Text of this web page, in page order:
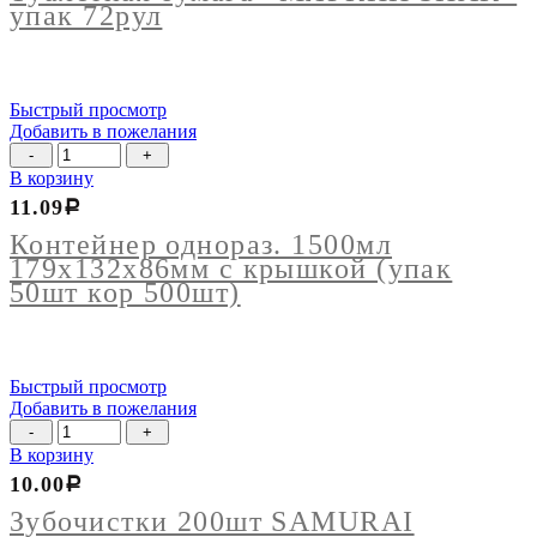
ЗНАК"
упак
упак 72рул
Быстрый просмотр
Добавить в пожелания
Количество
товара
Контейнер
однораз.
1500мл
179х132х86мм
с
крышкой
500шт)
В корзину
Контейнер однораз. 1500мл
179х132х86мм с крышкой (упак
50шт кор 500шт)
11.09Р
Быстрый просмотр
Добавить в пожелания
Количество
товара
Зубочистки
200шт
SAMURAI
В корзину
Зубочистки 200шт SAMURAI
10.00Р